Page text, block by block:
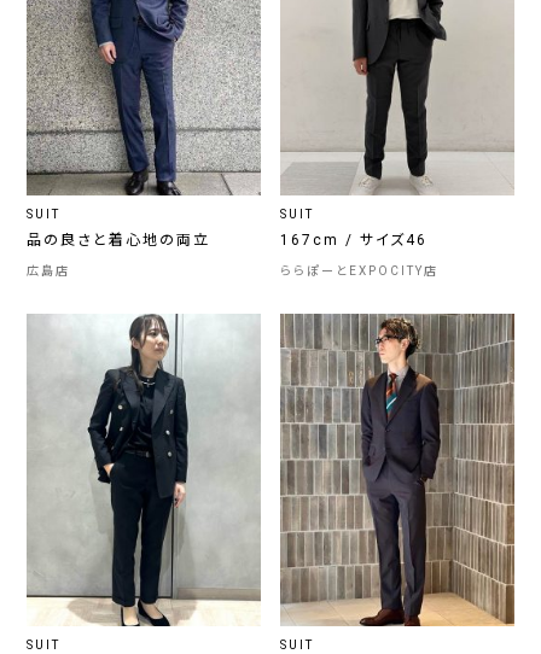
SUIT
品の良さと着心地の両立
広島店
SUIT
167cm / サイズ46
ららぽーとEXPOCITY店
SUIT SUIT